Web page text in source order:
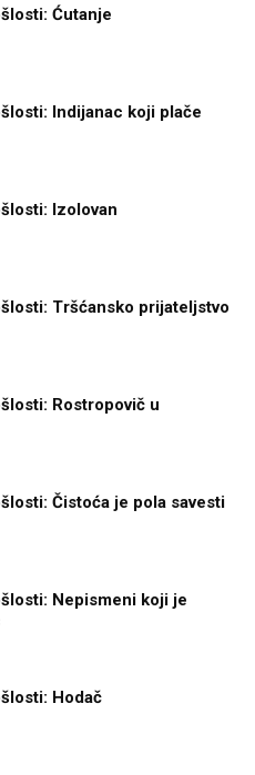
Ćutanje
Indijanac koji plače
Izolovan
Tršćansko prijateljstvo
Rostropovič u
Čistoća je pola savesti
Nepismeni koji je
Hodač